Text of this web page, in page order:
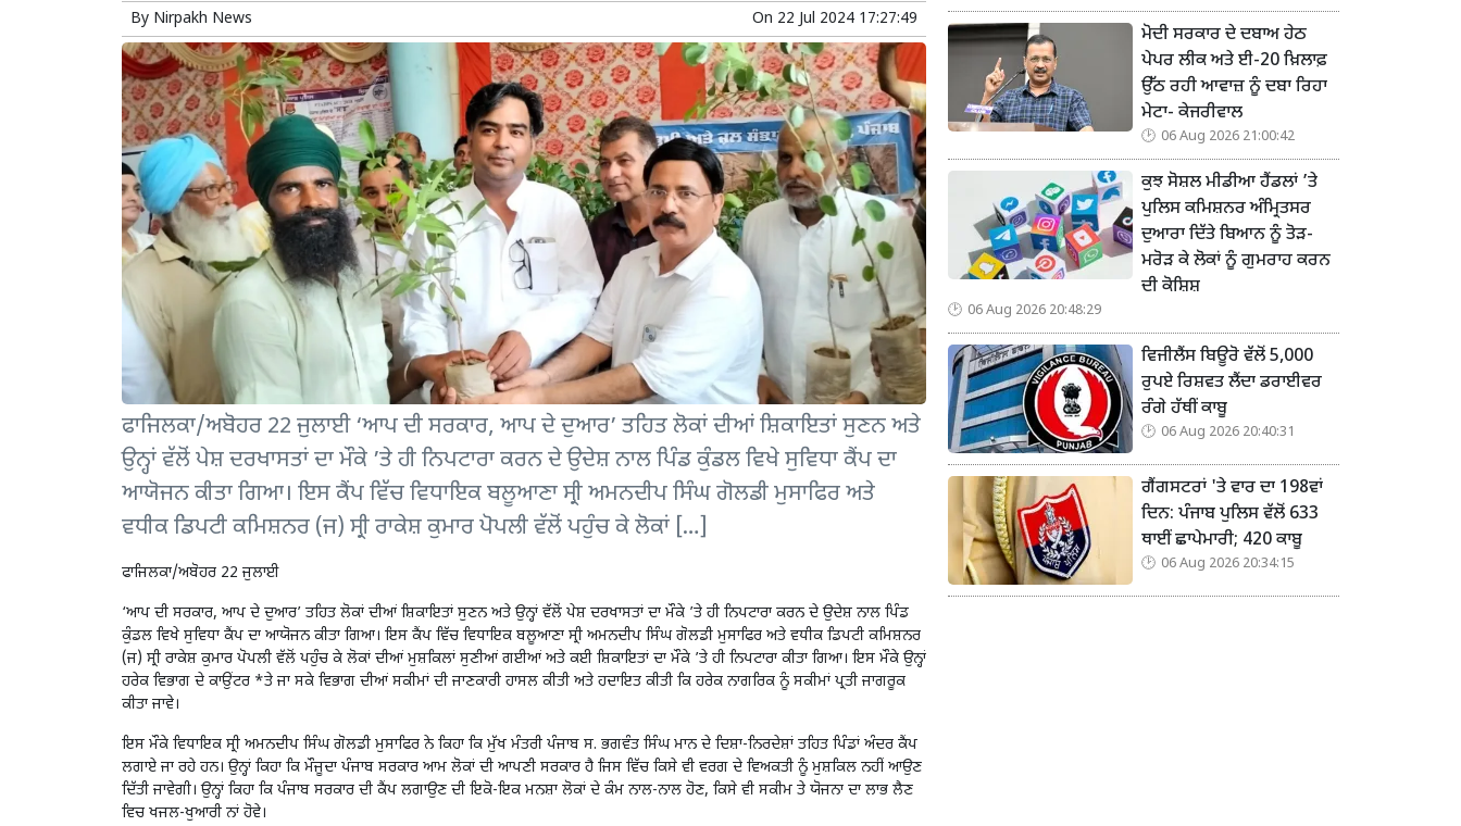
By Nirpakh News On 22 Jul 2024 17:27:49
ਫਾਜਿਲਕਾ/ਅਬੋਹਰ 22 ਜੁਲਾਈ ‘ਆਪ ਦੀ ਸਰਕਾਰ, ਆਪ ਦੇ ਦੁਆਰ’ ਤਹਿਤ ਲੋਕਾਂ ਦੀਆਂ ਸ਼ਿਕਾਇਤਾਂ ਸੁਣਨ ਅਤੇ
ਉਨ੍ਹਾਂ ਵੱਲੋਂ ਪੇਸ਼ ਦਰਖਾਸਤਾਂ ਦਾ ਮੌਕੇ ’ਤੇ ਹੀ ਨਿਪਟਾਰਾ ਕਰਨ ਦੇ ਉਦੇਸ਼ ਨਾਲ ਪਿੰਡ ਕੁੰਡਲ ਵਿਖੇ ਸੁਵਿਧਾ ਕੈਂਪ ਦਾ
ਆਯੋਜਨ ਕੀਤਾ ਗਿਆ। ਇਸ ਕੈਂਪ ਵਿੱਚ ਵਿਧਾਇਕ ਬਲੂਆਣਾ ਸ੍ਰੀ ਅਮਨਦੀਪ ਸਿੰਘ ਗੋਲਡੀ ਮੁਸਾਫਿਰ ਅਤੇ
ਵਧੀਕ ਡਿਪਟੀ ਕਮਿਸ਼ਨਰ (ਜ) ਸ੍ਰੀ ਰਾਕੇਸ਼ ਕੁਮਾਰ ਪੋਪਲੀ ਵੱਲੋਂ ਪਹੁੰਚ ਕੇ ਲੋਕਾਂ […]
ਫਾਜਿਲਕਾ/ਅਬੋਹਰ 22 ਜੁਲਾਈ
‘ਆਪ ਦੀ ਸਰਕਾਰ, ਆਪ ਦੇ ਦੁਆਰ’ ਤਹਿਤ ਲੋਕਾਂ ਦੀਆਂ ਸ਼ਿਕਾਇਤਾਂ ਸੁਣਨ ਅਤੇ ਉਨ੍ਹਾਂ ਵੱਲੋਂ ਪੇਸ਼ ਦਰਖਾਸਤਾਂ ਦਾ ਮੌਕੇ ’ਤੇ ਹੀ ਨਿਪਟਾਰਾ ਕਰਨ ਦੇ ਉਦੇਸ਼ ਨਾਲ ਪਿੰਡ
ਕੁੰਡਲ ਵਿਖੇ ਸੁਵਿਧਾ ਕੈਂਪ ਦਾ ਆਯੋਜਨ ਕੀਤਾ ਗਿਆ। ਇਸ ਕੈਂਪ ਵਿੱਚ ਵਿਧਾਇਕ ਬਲੂਆਣਾ ਸ੍ਰੀ ਅਮਨਦੀਪ ਸਿੰਘ ਗੋਲਡੀ ਮੁਸਾਫਿਰ ਅਤੇ ਵਧੀਕ ਡਿਪਟੀ ਕਮਿਸ਼ਨਰ
(ਜ) ਸ੍ਰੀ ਰਾਕੇਸ਼ ਕੁਮਾਰ ਪੋਪਲੀ ਵੱਲੋਂ ਪਹੁੰਚ ਕੇ ਲੋਕਾਂ ਦੀਆਂ ਮੁਸ਼ਕਿਲਾਂ ਸੁਣੀਆਂ ਗਈਆਂ ਅਤੇ ਕਈ ਸ਼ਿਕਾਇਤਾਂ ਦਾ ਮੌਕੇ ’ਤੇ ਹੀ ਨਿਪਟਾਰਾ ਕੀਤਾ ਗਿਆ। ਇਸ ਮੌਕੇ ਉਨ੍ਹਾਂ
ਹਰੇਕ ਵਿਭਾਗ ਦੇ ਕਾਉਂਟਰ *ਤੇ ਜਾ ਸਕੇ ਵਿਭਾਗ ਦੀਆਂ ਸਕੀਮਾਂ ਦੀ ਜਾਣਕਾਰੀ ਹਾਸਲ ਕੀਤੀ ਅਤੇ ਹਦਾਇਤ ਕੀਤੀ ਕਿ ਹਰੇਕ ਨਾਗਰਿਕ ਨੂੰ ਸਕੀਮਾਂ ਪ੍ਰਤੀ ਜਾਗਰੂਕ
ਕੀਤਾ ਜਾਵੇ।
ਇਸ ਮੌਕੇ ਵਿਧਾਇਕ ਸ੍ਰੀ ਅਮਨਦੀਪ ਸਿੰਘ ਗੋਲਡੀ ਮੁਸਾਫਿਰ ਨੇ ਕਿਹਾ ਕਿ ਮੁੱਖ ਮੰਤਰੀ ਪੰਜਾਬ ਸ. ਭਗਵੰਤ ਸਿੰਘ ਮਾਨ ਦੇ ਦਿਸ਼ਾ-ਨਿਰਦੇਸ਼ਾਂ ਤਹਿਤ ਪਿੰਡਾਂ ਅੰਦਰ ਕੈਂਪ
ਲਗਾਏ ਜਾ ਰਹੇ ਹਨ। ਉਨ੍ਹਾਂ ਕਿਹਾ ਕਿ ਮੌਜੂਦਾ ਪੰਜਾਬ ਸਰਕਾਰ ਆਮ ਲੋਕਾਂ ਦੀ ਆਪਣੀ ਸਰਕਾਰ ਹੈ ਜਿਸ ਵਿੱਚ ਕਿਸੇ ਵੀ ਵਰਗ ਦੇ ਵਿਅਕਤੀ ਨੂੰ ਮੁਸ਼ਕਿਲ ਨਹੀਂ ਆਉਣ
ਦਿੱਤੀ ਜਾਵੇਗੀ। ਉਨ੍ਹਾਂ ਕਿਹਾ ਕਿ ਪੰਜਾਬ ਸਰਕਾਰ ਦੀ ਕੈਂਪ ਲਗਾਉਣ ਦੀ ਇਕੋ-ਇਕ ਮਨਸ਼ਾ ਲੋਕਾਂ ਦੇ ਕੰਮ ਨਾਲ-ਨਾਲ ਹੋਣ, ਕਿਸੇ ਵੀ ਸਕੀਮ ਤੇ ਯੋਜਨਾ ਦਾ ਲਾਭ ਲੈਣ
ਵਿਚ ਖਜਲ-ਖੁਆਰੀ ਨਾਂ ਹੋਵੇ।
ਮੋਦੀ ਸਰਕਾਰ ਦੇ ਦਬਾਅ ਹੇਠ
ਪੇਪਰ ਲੀਕ ਅਤੇ ਈ-20 ਖ਼ਿਲਾਫ਼
ਉੱਠ ਰਹੀ ਆਵਾਜ਼ ਨੂੰ ਦਬਾ ਰਿਹਾ
ਮੇਟਾ- ਕੇਜਰੀਵਾਲ
06 Aug 2026 21:00:42
ਕੁਝ ਸੋਸ਼ਲ ਮੀਡੀਆ ਹੈਂਡਲਾਂ ’ਤੇ
ਪੁਲਿਸ ਕਮਿਸ਼ਨਰ ਅੰਮ੍ਰਿਤਸਰ
ਦੁਆਰਾ ਦਿੱਤੇ ਬਿਆਨ ਨੂੰ ਤੋੜ-
ਮਰੋੜ ਕੇ ਲੋਕਾਂ ਨੂੰ ਗੁਮਰਾਹ ਕਰਨ
ਦੀ ਕੋਸ਼ਿਸ਼
06 Aug 2026 20:48:29
ਵਿਜੀਲੈਂਸ ਬਿਊਰੋ ਵੱਲੋਂ 5,000
ਰੁਪਏ ਰਿਸ਼ਵਤ ਲੈਂਦਾ ਡਰਾਈਵਰ
ਰੰਗੇ ਹੱਥੀਂ ਕਾਬੂ
06 Aug 2026 20:40:31
ਗੈਂਗਸਟਰਾਂ 'ਤੇ ਵਾਰ ਦਾ 198ਵਾਂ
ਦਿਨ: ਪੰਜਾਬ ਪੁਲਿਸ ਵੱਲੋਂ 633
ਥਾਈਂ ਛਾਪੇਮਾਰੀ; 420 ਕਾਬੂ
06 Aug 2026 20:34:15